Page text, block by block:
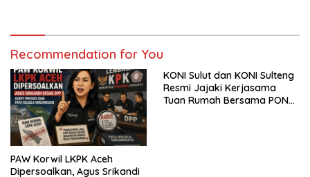
Recommendation for You
PAW Korwil LKPK Aceh
Dipersoalkan, Agus Srikandi
KONI Sulut dan KONI Sulteng
Resmi Jajaki Kerjasama
Tuan Rumah Bersama PON